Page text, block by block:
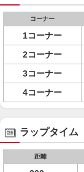
コーナー
1コーナー
2コーナー
3コーナー
4コーナー
ラップタイム
距離